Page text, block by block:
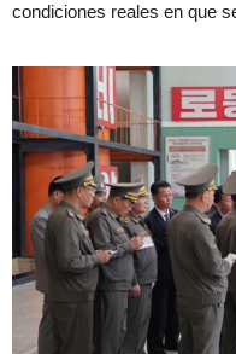
condiciones reales en que